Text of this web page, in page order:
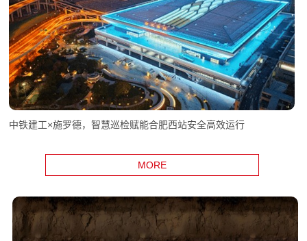
中铁建工×施罗德，智慧巡检赋能合肥西站安全高效运行
MORE